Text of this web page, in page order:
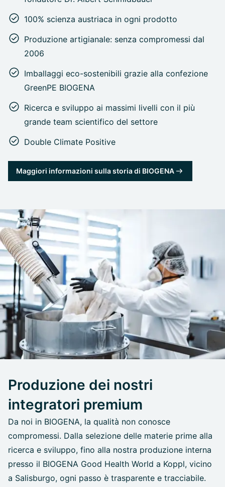
100% scienza austriaca in ogni prodotto
Produzione artigianale: senza compromessi dal
2006
Imballaggi eco-sostenibili grazie alla confezione
GreenPE BIOGENA
Ricerca e sviluppo ai massimi livelli con il più
grande team scientifico del settore
Double Climate Positive
Maggiori informazioni sulla storia di BIOGENA
Produzione dei nostri
integratori premium
Da noi in BIOGENA, la qualità non conosce
compromessi. Dalla selezione delle materie prime alla
ricerca e sviluppo, fino alla nostra produzione interna
presso il BIOGENA Good Health World a Koppl, vicino
a Salisburgo, ogni passo è trasparente e tracciabile.